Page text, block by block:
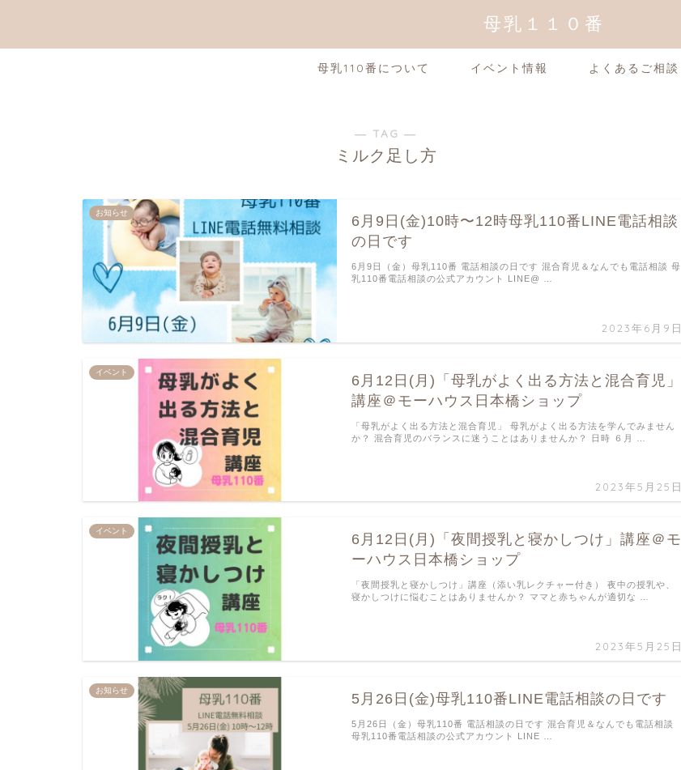
母乳１１０番
母乳110番について イベント情報 よくあるご相談
― TAG ―
ミルク足し方
お知らせ
6月9日(金)10時〜12時母乳110番LINE電話相談
の日です
2023年6月9日
6月9日（金）母乳110番 電話相談の日です 混合育児＆なんでも電話相談 母
乳110番電話相談の公式アカウント LINE@ …
イベント
6月12日(月)「母乳がよく出る方法と混合育児」
講座＠モーハウス日本橋ショップ
2023年5月25日
「母乳がよく出る方法と混合育児」 母乳がよく出る方法を学んでみません
か？ 混合育児のバランスに迷うことはありませんか？ 日時 ６月 …
イベント
6月12日(月)「夜間授乳と寝かしつけ」講座＠モ
ーハウス日本橋ショップ
2023年5月25日
「夜間授乳と寝かしつけ」講座（添い乳レクチャー付き） 夜中の授乳や、
寝かしつけに悩むことはありませんか？ ママと赤ちゃんが適切な …
お知らせ
5月26日(金)母乳110番LINE電話相談の日です
5月26日（金）母乳110番 電話相談の日です 混合育児＆なんでも電話相談
母乳110番電話相談の公式アカウント LINE …